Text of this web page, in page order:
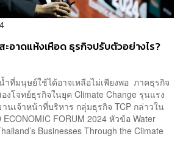
ะอาดแห้งเหือด ธุรกิจปรับตัวอย่างไร?
ำที่มนุษย์ใช้ได้อาจเหลือไม่เพียงพอ ภาคธุรกิจ
โจทย์ธุรกิจในยุค Climate Change รุนแรง
นเจ้าหน้าที่บริหาร กลุ่มธุรกิจ TCP กล่าวใน
ECONOMIC FORUM 2024 หัวข้อ Water
Businesses Through the Climate